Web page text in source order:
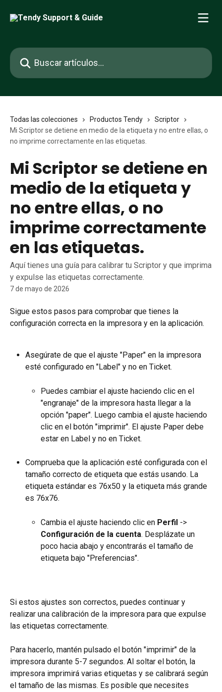
Buscar artículos...
Todas las colecciones Productos Tendy
Scriptor
Mi Scriptor se detiene en medio de la etiqueta y no entre ellas, o
no imprime correctamente en las etiquetas.
Mi Scriptor se detiene en
medio de la etiqueta y
no entre ellas, o no
imprime correctamente
en las etiquetas.
Aquí tienes una guía para calibrar tu Scriptor y que imprima
y expulse las etiquetas correctamente.
7 de mayo de 2026
Sigue estos pasos para comprobar que tienes la
configuración correcta en la impresora y en la aplicación.
Asegúrate de que el ajuste "Paper" en la impresora
esté configurado en "Label" y no en Ticket.
Puedes cambiar el ajuste haciendo clic en el
"engranaje" de la impresora hasta llegar a la
opción "paper". Luego cambia el ajuste haciendo
clic en el botón "imprimir". El ajuste Paper debe
estar en Label y no en Ticket.
Comprueba que la aplicación esté configurada con el
tamaño correcto de etiqueta que estás usando. La
etiqueta estándar es 76x50 y la etiqueta más grande
es 76x76.
Cambia el ajuste haciendo clic en Perfil ->
Configuración de la cuenta. Desplázate un
poco hacia abajo y encontrarás el tamaño de
etiqueta bajo "Preferencias".
Si estos ajustes son correctos, puedes continuar y
realizar una calibración de la impresora para que expulse
las etiquetas correctamente.
Para hacerlo, mantén pulsado el botón "imprimir" de la
impresora durante 5-7 segundos. Al soltar el botón, la
impresora imprimirá varias etiquetas y se calibrará según
el tamaño de las mismas. Es posible que necesites